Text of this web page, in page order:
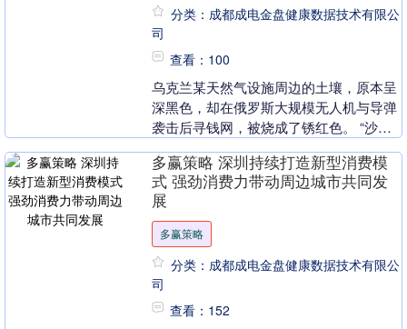
分类：成都成电金盘健康数据技术有限公
司
查看：100
乌克兰某天然气设施周边的土壤，原本呈
深黑色，却在俄罗斯大规模无人机与导弹
袭击后寻钱网，被烧成了锈红色。 “沙希
德”（Shahed）无人机的残骸散落于液化
丙烷储罐....
多赢策略 深圳持续打造新型消费模
式 强劲消费力带动周边城市共同发
展
多赢策略
分类：成都成电金盘健康数据技术有限公
司
查看：152